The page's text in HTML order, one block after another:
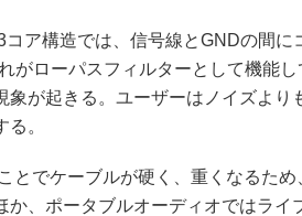
ア構造では、信号線とGNDの間に
がローパスフィルターとして機能
象が起きる。ユーザーはノイズより
。
とでケーブルが硬く、重くなるた
か、ポータブルオーディオではライ